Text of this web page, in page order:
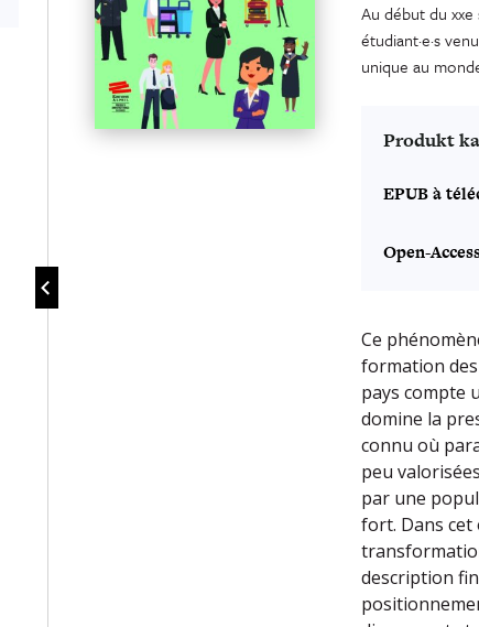
Au début du
étudiant·e·s
unique au
Produkt
EPUB à
Open-
Ce
formation des
pays compte
domine la
connu où
peu
par une
fort. Dans cet
description